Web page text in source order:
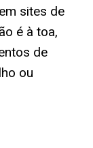
sites de
é à toa,
de
ou